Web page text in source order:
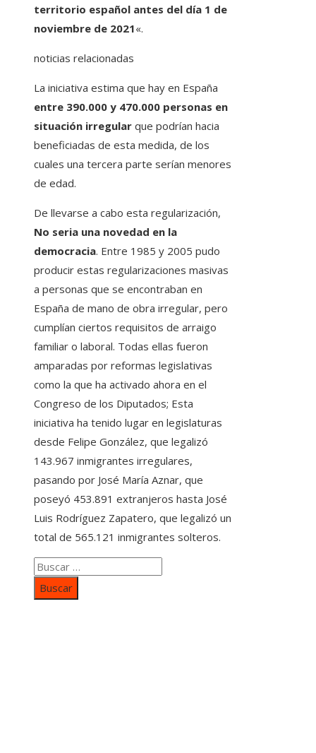
territorio español antes del día 1 de
noviembre de 2021«.
noticias relacionadas
La iniciativa estima que hay en España
entre 390.000 y 470.000 personas en
situación irregular que podrían hacia
beneficiadas de esta medida, de los
cuales una tercera parte serían menores
de edad.
De llevarse a cabo esta regularización,
No seria una novedad en la
democracia. Entre 1985 y 2005 pudo
producir estas regularizaciones masivas
a personas que se encontraban en
España de mano de obra irregular, pero
cumplían ciertos requisitos de arraigo
familiar o laboral. Todas ellas fueron
amparadas por reformas legislativas
como la que ha activado ahora en el
Congreso de los Diputados; Esta
iniciativa ha tenido lugar en legislaturas
desde Felipe González, que legalizó
143.967 inmigrantes irregulares,
pasando por José María Aznar, que
poseyó 453.891 extranjeros hasta José
Luis Rodríguez Zapatero, que legalizó un
total de 565.121 inmigrantes solteros.
Buscar: